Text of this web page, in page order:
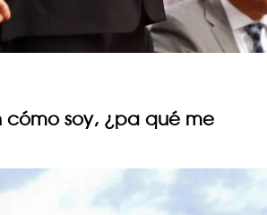
cómo soy, ¿pa qué me